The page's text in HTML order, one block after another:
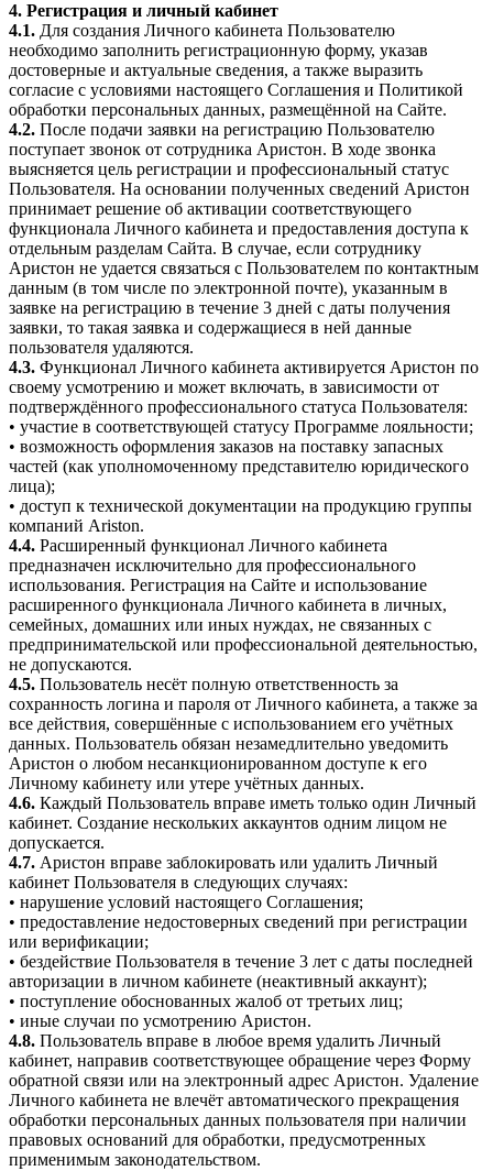
4. Регистрация и личный кабинет
4.1. Для создания Личного кабинета Пользователю
необходимо заполнить регистрационную форму, указав
достоверные и актуальные сведения, а также выразить
согласие с условиями настоящего Соглашения и Политикой
обработки персональных данных, размещённой на Сайте.
4.2. После подачи заявки на регистрацию Пользователю
поступает звонок от сотрудника Аристон. В ходе звонка
выясняется цель регистрации и профессиональный статус
Пользователя. На основании полученных сведений Аристон
принимает решение об активации соответствующего
функционала Личного кабинета и предоставления доступа к
отдельным разделам Сайта. В случае, если сотруднику
Аристон не удается связаться с Пользователем по контактным
данным (в том числе по электронной почте), указанным в
заявке на регистрацию в течение 3 дней с даты получения
заявки, то такая заявка и содержащиеся в ней данные
пользователя удаляются.
4.3. Функционал Личного кабинета активируется Аристон по
своему усмотрению и может включать, в зависимости от
подтверждённого профессионального статуса Пользователя:
• участие в соответствующей статусу Программе лояльности;
• возможность оформления заказов на поставку запасных
частей (как уполномоченному представителю юридического
лица);
• доступ к технической документации на продукцию группы
компаний Ariston.
4.4. Расширенный функционал Личного кабинета
предназначен исключительно для профессионального
использования. Регистрация на Сайте и использование
расширенного функционала Личного кабинета в личных,
семейных, домашних или иных нуждах, не связанных с
предпринимательской или профессиональной деятельностью,
не допускаются.
4.5. Пользователь несёт полную ответственность за
сохранность логина и пароля от Личного кабинета, а также за
все действия, совершённые с использованием его учётных
данных. Пользователь обязан незамедлительно уведомить
Аристон о любом несанкционированном доступе к его
Личному кабинету или утере учётных данных.
4.6. Каждый Пользователь вправе иметь только один Личный
кабинет. Создание нескольких аккаунтов одним лицом не
допускается.
4.7. Аристон вправе заблокировать или удалить Личный
кабинет Пользователя в следующих случаях:
• нарушение условий настоящего Соглашения;
• предоставление недостоверных сведений при регистрации
или верификации;
• бездействие Пользователя в течение 3 лет с даты последней
авторизации в личном кабинете (неактивный аккаунт);
• поступление обоснованных жалоб от третьих лиц;
• иные случаи по усмотрению Аристон.
4.8. Пользователь вправе в любое время удалить Личный
кабинет, направив соответствующее обращение через Форму
обратной связи или на электронный адрес Аристон. Удаление
Личного кабинета не влечёт автоматического прекращения
обработки персональных данных пользователя при наличии
правовых оснований для обработки, предусмотренных
применимым законодательством.